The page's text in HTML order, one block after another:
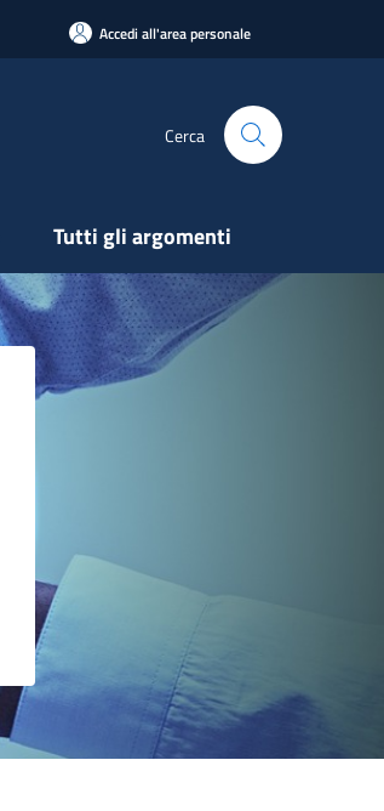
Accedi all'area personale
Cerca
Tutti gli argomenti